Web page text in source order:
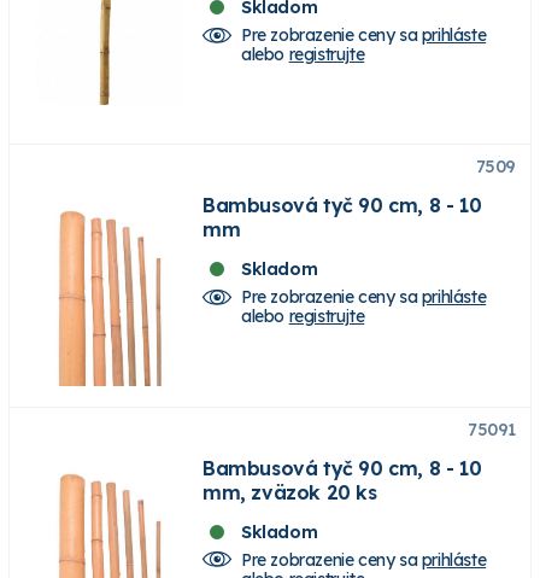
Skladom
Pre zobrazenie ceny saprihláste
alebo registrujte
7509
Bambusová tyč 90 cm, 8 - 10
mm
Skladom
Pre zobrazenie ceny saprihláste
alebo registrujte
75091
Bambusová tyč 90 cm, 8 - 10
mm, zväzok 20 ks
Skladom
Pre zobrazenie ceny saprihláste